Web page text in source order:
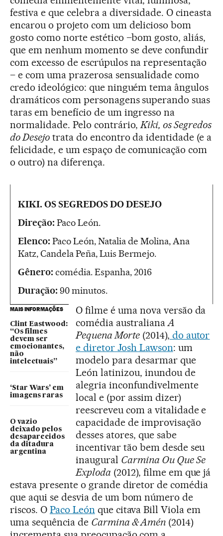
festiva e que celebra a diversidade. O cineasta
encarou o projeto com um delicioso bom
gosto como norte estético –bom gosto, aliás,
que em nenhum momento se deve confundir
com excesso de escrúpulos na representação
– e com uma prazerosa sensualidade como
credo ideológico: que ninguém tema ângulos
dramáticos com personagens superando suas
taras em benefício de um ingresso na
normalidade. Pelo contrário,Kiki, os Segredos
do Desejotrata do encontro da identidade (e a
felicidade, e um espaço de comunicação com
o outro) na diferença.
KIKI. OS SEGREDOS DO DESEJO
Direção: Paco León.
Elenco: Paco León, Natalia de Molina, Ana
Katz, Candela Peña, Luis Bermejo.
Gênero: comédia. Espanha, 2016
Duração: 90 minutos.
MAIS INFORMAÇÕES
Clint Eastwood:
“Os filmes
devem ser
emocionantes,
não
intelectuais”
‘Star Wars’ em
imagens raras
O vazio
deixado pelos
desaparecidos
da ditadura
argentina
O filme é uma nova versão da
comédia australianaA
Pequena Morte(2014), do autor
e diretor Josh Lawson: um
modelo para desarmar que
León latinizou, inundou de
alegria inconfundivelmente
local e (por assim dizer)
reescreveu com a vitalidade e
capacidade de improvisação
desses atores, que sabe
incentivar tão bem desde seu
inaugural Carmina Ou Que Se
Exploda (2012), filme em que já
estava presente o grande diretor de comédia
que aqui se desvia de um bom número de
riscos. O Paco León que citava Bill Viola em
uma sequência de Carmina & Amén (2014)